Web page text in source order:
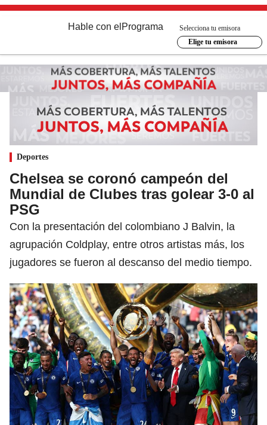
Hable con el Programa
Selecciona tu emisora
Elige tu emisora
Deportes
Chelsea se coronó campeón del
Mundial de Clubes tras golear 3-0 al
PSG
Con la presentación del colombiano J Balvin, la
agrupación Coldplay, entre otros artistas más, los
jugadores se fueron al descanso del medio tiempo.